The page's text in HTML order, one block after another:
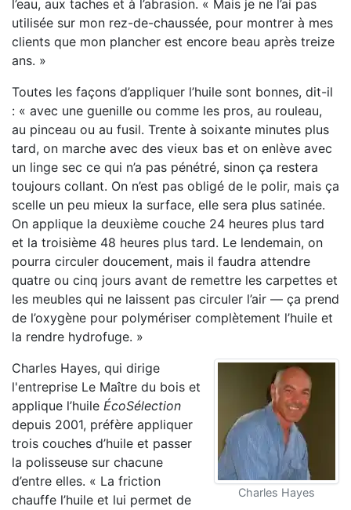
l’eau, aux taches et à l’abrasion. « Mais je ne l’ai pas
utilisée sur mon rez-de-chaussée, pour montrer à mes
clients que mon plancher est encore beau après treize
ans. »
Toutes les façons d’appliquer l’huile sont bonnes, dit-il
: « avec une guenille ou comme les pros, au rouleau,
au pinceau ou au fusil. Trente à soixante minutes plus
tard, on marche avec des vieux bas et on enlève avec
un linge sec ce qui n’a pas pénétré, sinon ça restera
toujours collant. On n’est pas obligé de le polir, mais ça
scelle un peu mieux la surface, elle sera plus satinée.
On applique la deuxième couche 24 heures plus tard
et la troisième 48 heures plus tard. Le lendemain, on
pourra circuler doucement, mais il faudra attendre
quatre ou cinq jours avant de remettre les carpettes et
les meubles qui ne laissent pas circuler l’air — ça prend
de l’oxygène pour polymériser complètement l’huile et
la rendre hydrofuge. »
Charles Hayes
Charles Hayes, qui dirige
l'entreprise Le Maître du bois et
applique l’huile ÉcoSélection
depuis 2001, préfère appliquer
trois couches d’huile et passer
la polisseuse sur chacune
d’entre elles. « La friction
chauffe l’huile et lui permet de